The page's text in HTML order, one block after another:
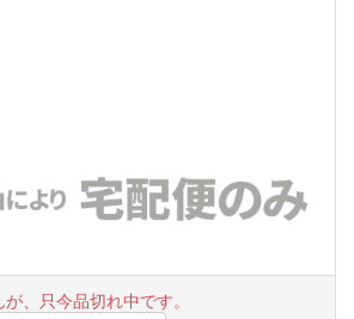
、只今品切れ中です。